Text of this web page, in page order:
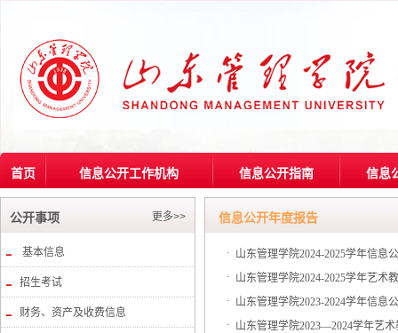
首页 信息公开工作机构 信息公开指南 信息
公开事项 更多>>
基本信息
招生考试
财务、资产及收费信息
信息公开年度报告
· 山东管理学院2024-2025学年信息
· 山东管理学院2024-2025学年艺术
· 山东管理学院2023-2024学年信息
· 山东管理学院2023—2024学年艺